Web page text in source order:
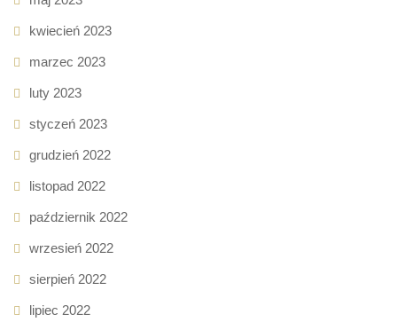
kwiecień 2023
marzec 2023
luty 2023
styczeń 2023
grudzień 2022
listopad 2022
październik 2022
wrzesień 2022
sierpień 2022
lipiec 2022